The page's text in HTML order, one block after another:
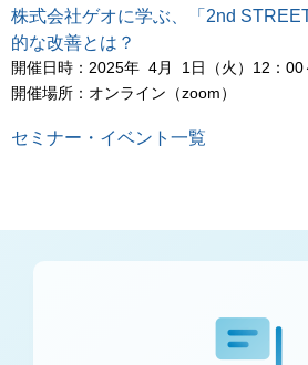
株式会社ゲオに学ぶ、「2nd
的な改善とは？
開催日時：2025年 4月 1日（火）12：00
開催場所：オンライン（zoom）
セミナー・イベント一覧